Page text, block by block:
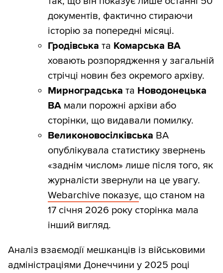
документів, фактично стираючи
історію за попередні місяці.
Гродівська та Комарська ВА
ховають розпорядження у загальній
стрічці новин без окремого архіву.
Мирноградська та Новодонецька
ВА мали порожні архіви або
сторінки, що видавали помилку.
Великоновосілківська ВА
опублікувала статистику звернень
«заднім числом» лише після того, як
журналісти звернули на це увагу.
Webarchive показує, що станом на
17 січня 2026 року сторінка мала
інший вигляд.
Аналіз взаємодії мешканців із військовими
адміністраціями Донеччини у 2025 році